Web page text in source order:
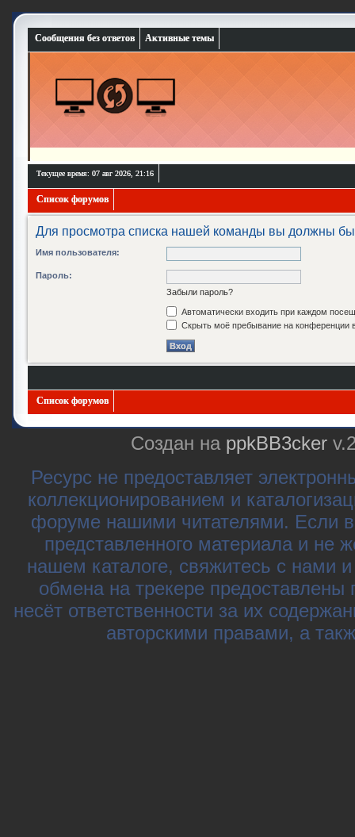
Сообщения без ответов Активные темы
Текущее время: 07 авг 2026, 21:16
Список форумов
Для просмотра списка нашей команды вы должны
Имя пользователя:
Пароль:
Забыли пароль?
Автоматически входить при каждом
Скрыть моё пребывание на конференции
Список форумов
Создан на ppkBB3cker
Ресурс не предоставляет
коллекционированием и
форуме нашими читателями. Если
представленного материала и не
нашем каталоге, свяжитесь с нами
обмена на трекере
несёт ответственности за их
авторскими правами, а